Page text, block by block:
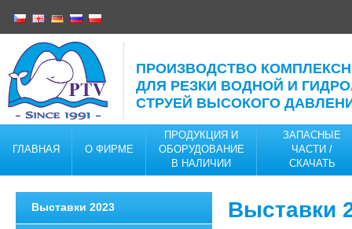
ГЛАВНАЯ О ФИРМЕ
ПРОДУКЦИЯ И
ОБОРУДОВАНИЕ
В НАЛИЧИИ
ЗАПАСНЫЕ
ЧАСТИ /
CКАЧАТЬ
КОНТАКТЫ
ПРОИЗВОДСТВО
ДЛЯ РЕЗКИ ВОДНОЙ И
СТРУЕЙ ВЫСОКОГО
Bыставки 2023 Bыставки